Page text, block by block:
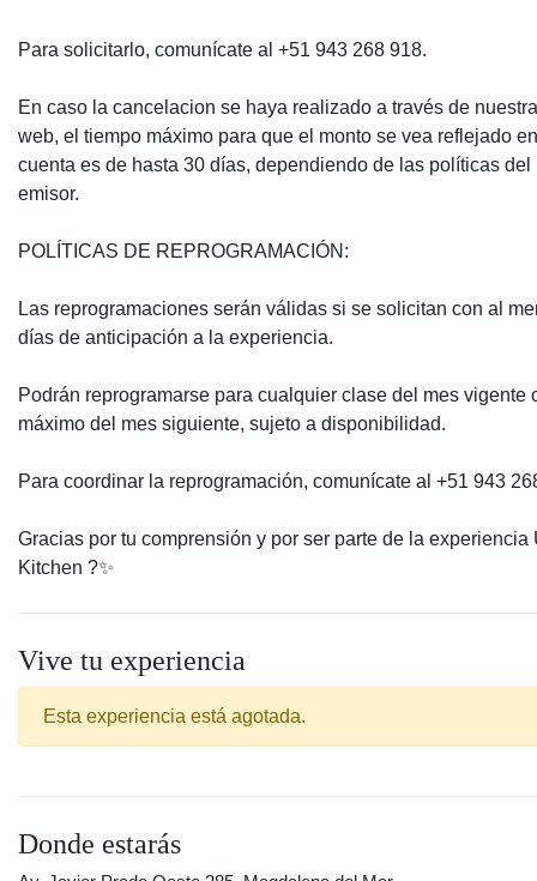
Para solicitarlo, comunícate al +51 943 268 918.
En caso la cancelacion se haya realizado a través de
web, el tiempo máximo para que el monto se vea reflejado
cuenta es de hasta 30 días, dependiendo de las políticas del
emisor.
POLÍTICAS DE REPROGRAMACIÓN:
Las reprogramaciones serán válidas si se solicitan con al
días de anticipación a la experiencia.
Podrán reprogramarse para cualquier clase del mes vigente
máximo del mes siguiente, sujeto a disponibilidad.
Para coordinar la reprogramación, comunícate al +51 943
Gracias por tu comprensión y por ser parte de la experiencia
Kitchen ?️✨
Vive tu experiencia
Esta experiencia está agotada.
Donde estarás